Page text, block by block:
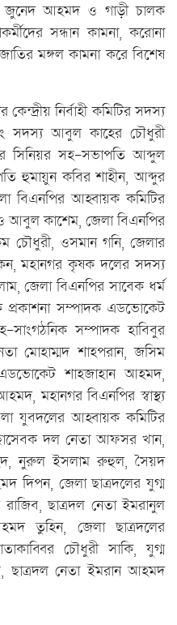
জুনেদ আহমদ ও গাড়ী চালক
সন্ধান কামনা, করোনা
মঙ্গল কামনা করে বিশেষ
নির্বাহী কমিটির সদস্য
সদস্য আবুল কাহের চৌধুরী
সিনিয়র সহ-সভাপতি আব্দুল
হুমায়ুন কবির শাহীন, আব্দুর
বিএনপির আহ্বায়ক কমিটির
আবুল কাশেম, জেলা বিএনপির
চৌধুরী, ওসমান গনি, জেলার
মহানগর কৃষক দলের সদস্য
জেলা বিএনপির সাবেক ধর্ম
সম্পাদক এডভোকেট
সম্পাদক হাবিবুর
মোহাম্মদ শাহপরান, জসিম
শাহজাহান আহমদ,
মহানগর বিএনপির স্বাস্থ্য
যুবদলের আহ্বায়ক কমিটির
দল নেতা আফসর খান,
নুরুল ইসলাম রুহুল, সৈয়দ
জেলা ছাত্রদলের যুগ্ম
ছাত্রদল নেতা ইমরানুল
তুহিন, জেলা ছাত্রদলের
চৌধুরী সাকি, যুগ্ম
ছাত্রদল নেতা ইমরান আহমদ